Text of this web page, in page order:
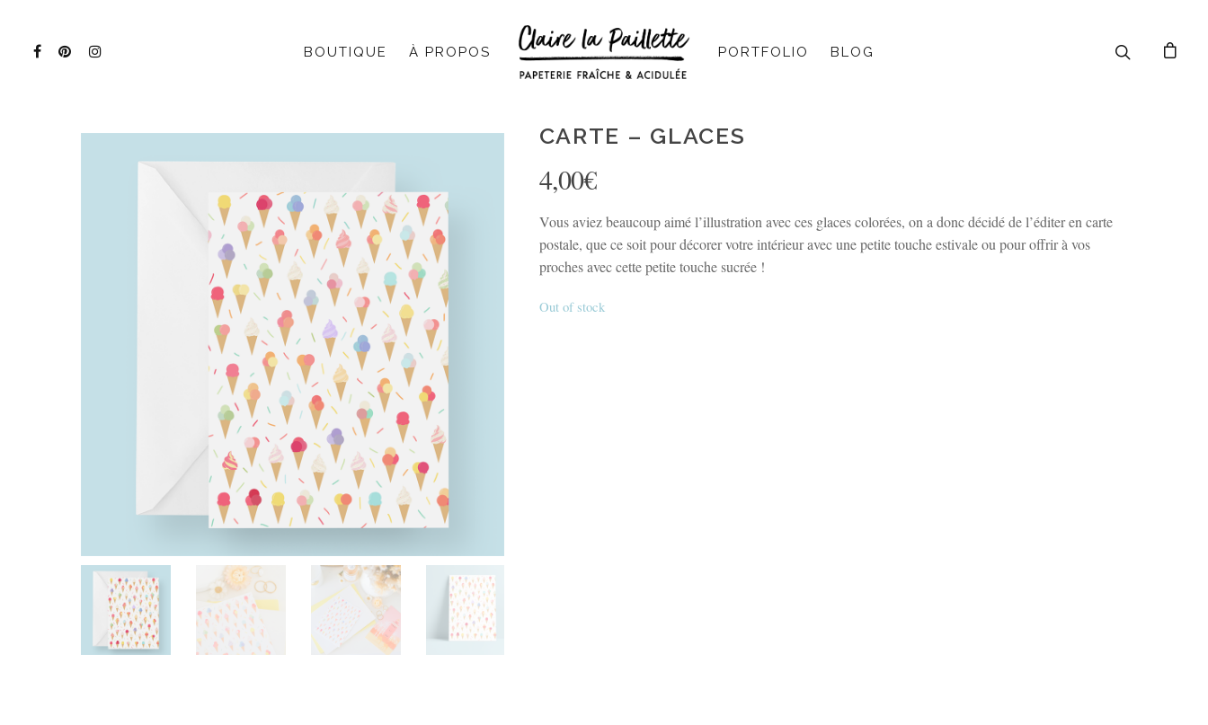
BOUTIQUE À PROPOS PORTFOLIO BLOG
CARTE – GLACES
4,00€
Vous aviez beaucoup aimé l’illustration avec ces glaces colorées, on a donc décidé de l’éditer en carte
postale, que ce soit pour décorer votre intérieur avec une petite touche estivale ou pour offrir à vos
proches avec cette petite touche sucrée !
Out of stock